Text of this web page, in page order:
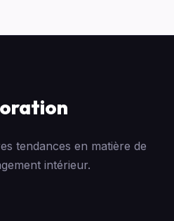
tendances en matière de
intérieur.